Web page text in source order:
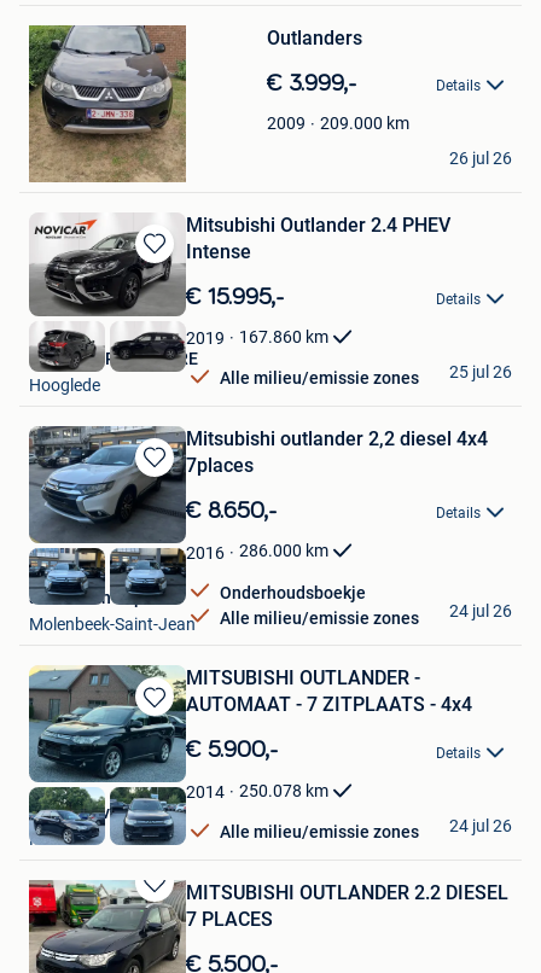
in
Mijn
Favorieten
Outlanders
€ 3.999,- Details
2009 209.000 km
Jonathan Carpeau
Momignies
26 jul 26
Bewaren
in
Mijn
Favorieten
Mitsubishi Outlander 2.4 PHEV
Intense
€ 15.995,- Details
2019 167.860 km
Alle milieu/emissie zones
NOVICAR ROESELARE
Hooglede
25 jul 26
Bewaren
in
Mijn
Favorieten
Mitsubishi outlander 2,2 diesel 4x4
7places
€ 8.650,- Details
2016 286.000 km
Onderhoudsboekje
Alle milieu/emissie zones
auto nadine Sprl
Molenbeek-Saint-Jean
24 jul 26
Bewaren
in
Mijn
Favorieten
MITSUBISHI OUTLANDER -
AUTOMAAT - 7 ZITPLAATS - 4x4
€ 5.900,- Details
2014 250.078 km
Alle milieu/emissie zones
iaMMar bv
Mol
24 jul 26
Bewaren
in
Mijn
MITSUBISHI OUTLANDER 2.2 DIESEL
7 PLACES
€ 5.500,-